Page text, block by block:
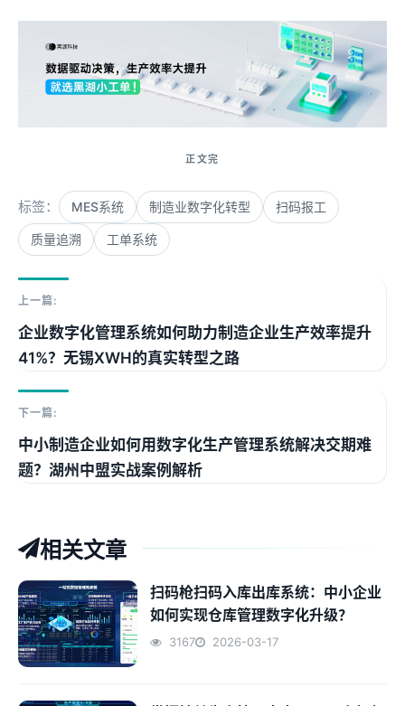
标签： MES系统 制造业数字化转型 扫码报工
质量追溯 工单系统
上一篇:
企业数字化管理系统如何助力制造企业生产效率提升
41%？无锡XWH的真实转型之路
下一篇:
中小制造企业如何用数字化生产管理系统解决交期难
题？湖州中盟实战案例解析
相关文章
扫码枪扫码入库出库系统：中小企业
如何实现仓库管理数字化升级？
3167 2026-03-17